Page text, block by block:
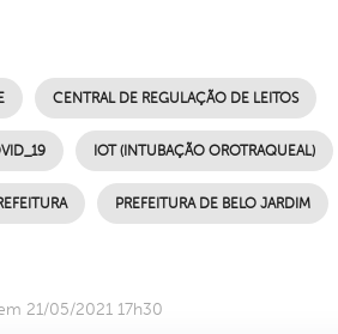
CENTRAL DE REGULAÇÃO DE LEITOS
IOT (INTUBAÇÃO OROTRAQUEAL)
PREFEITURA DE BELO JARDIM
21/05/2021 17h30